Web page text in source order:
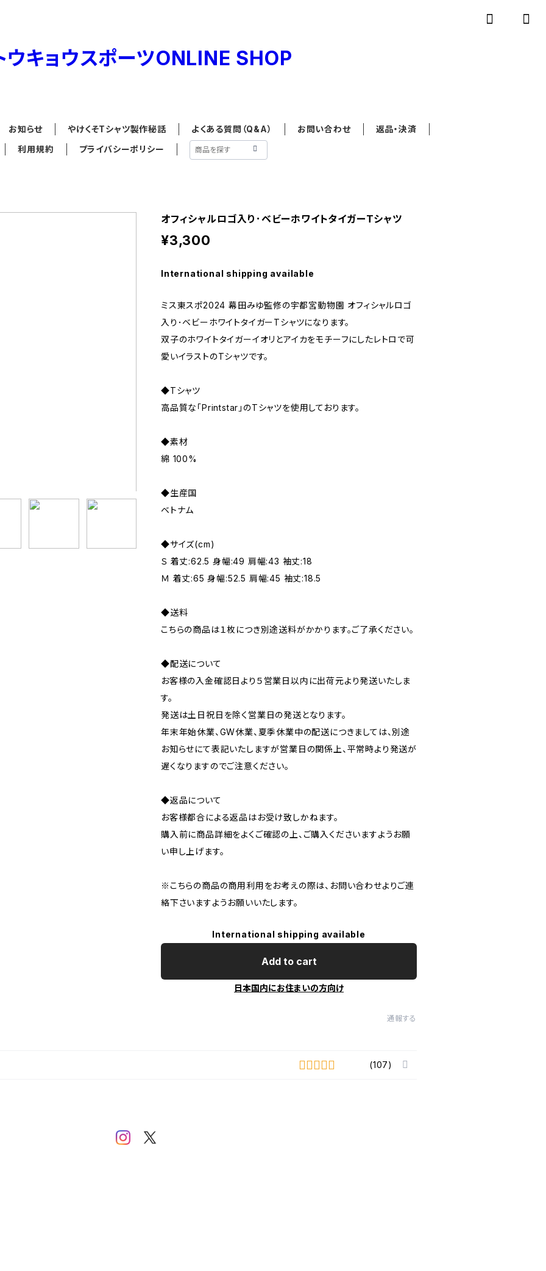
お知らせ やけくそTシャツ製作秘話 よくある質問（Q&A） お問い合わせ
返品・決済
利用規約
プライバシーポリシー
オフィシャルロゴ入り･ベビーホワイトタイガーTシャツ
¥3,300
International shipping available
ミス東スポ2024 幕田みゆ監修の宇都宮動物園 オフィシャルロゴ
入り･ベビーホワイトタイガーTシャツになります。
双子のホワイトタイガーイオリとアイカをモチーフにしたレトロで可
愛いイラストのTシャツです。
◆Tシャツ
高品質な「Printstar」のTシャツを使用しております。
◆素材
綿 100%
◆生産国
ベトナム
◆サイズ(cm)
Ｓ 着丈:62.5 身幅:49 肩幅:43 袖丈:18
Ｍ 着丈:65 身幅:52.5 肩幅:45 袖丈:18.5
◆送料
こちらの商品は１枚につき別途送料がかかります。ご了承ください。
◆配送について
お客様の入金確認日より５営業日以内に出荷元より発送いたしま
す。
発送は土日祝日を除く営業日の発送となります。
年末年始休業、GW休業、夏季休業中の配送につきましては、別途
お知らせにて表記いたしますが営業日の関係上、平常時より発送が
遅くなりますのでご注意ください。
◆返品について
お客様都合による返品はお受け致しかねます。
購入前に商品詳細をよくご確認の上、ご購入くださいますようお願
い申し上げます。
※こちらの商品の商用利用をお考えの際は、お問い合わせよりご連
絡下さいますようお願いいたします。
International shipping available
Add to cart
日本国内にお住まいの方向け
通報する
(107)